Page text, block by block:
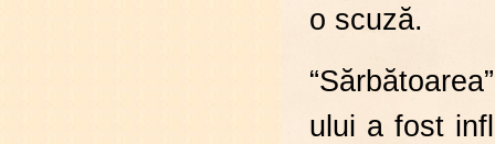
o scuză.
ului a fost